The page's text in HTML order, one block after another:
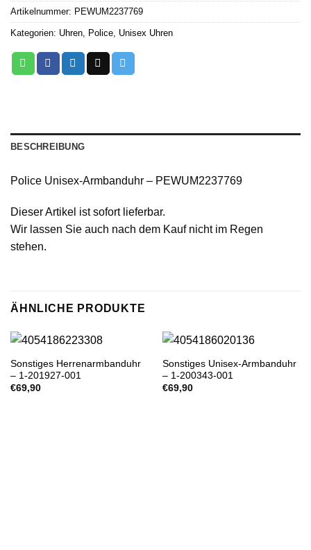
Artikelnummer: PEWUM2237769
Kategorien: Uhren Police Unisex Uhren
BESCHREIBUNG
Police Unisex-Armbanduhr – PEWUM2237769
Dieser Artikel ist sofort lieferbar.
Wir lassen Sie auch nach dem Kauf nicht im Regen
stehen.
ÄHNLICHE PRODUKTE
Sonstiges Herrenarmbanduhr
– 1-201927-001
€69,90
Sonstiges Unisex-Armbanduhr
– 1-200343-001
€69,90